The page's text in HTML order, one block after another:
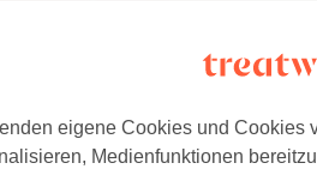
Ring 22, Dillingen an der
eigene Cookies und Cookies
Medienfunktionen